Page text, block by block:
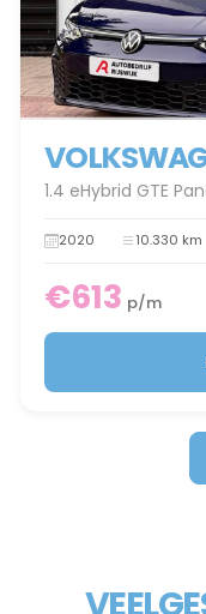
1.4 eHybrid GTE
2020 10.330 km
€613 p/m